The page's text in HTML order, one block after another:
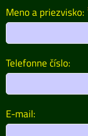
Meno a priezvisko:
Telefonne číslo:
E-mail: